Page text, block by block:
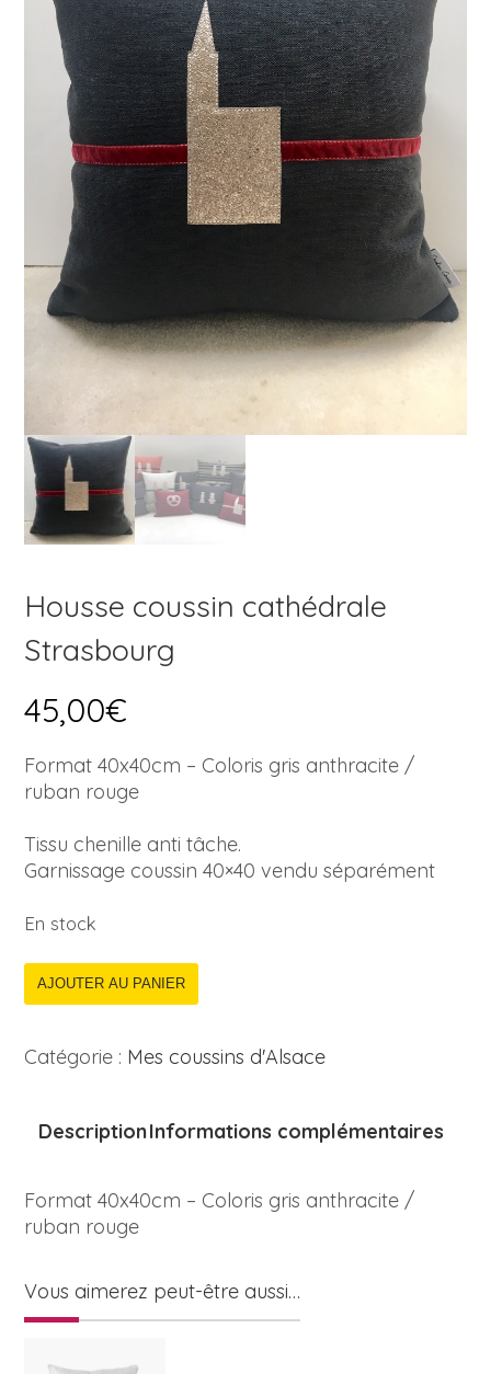
Housse coussin cathédrale
Strasbourg
45,00€
Format 40x40cm – Coloris gris anthracite /
ruban rouge
Tissu chenille anti tâche.
Garnissage coussin 40×40 vendu séparément
En stock
AJOUTER AU PANIER
Catégorie : Mes coussins d'Alsace
DescriptionInformations complémentaires
Format 40x40cm – Coloris gris anthracite /
ruban rouge
Vous aimerez peut-être aussi…